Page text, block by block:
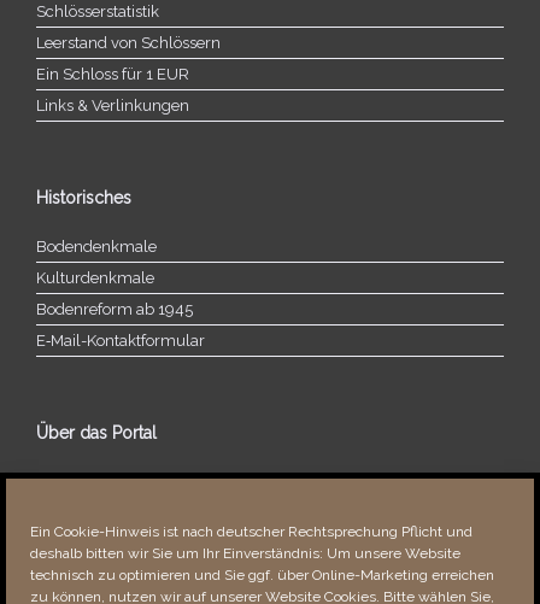
Ein Cookie-Hinweis ist nach deutscher Rechtsprechung Pflicht und
deshalb bitten wir Sie um Ihr Einverständnis: Um unsere Website
technisch zu optimieren und Sie ggf. über Online-Marketing erreichen
zu können, nutzen wir auf unserer Website Cookies. Bitte wählen Sie,
Schlösserstatistik
Leerstand von Schlössern
Ein Schloss für 1 EUR
Links & Verlinkungen
Historisches
Bodendenkmale
Kulturdenkmale
Bodenreform ab 1945
E‑Mail-​​Kontaktformular
Über das Portal
Über dieses Portal
Fehler bemerkt?